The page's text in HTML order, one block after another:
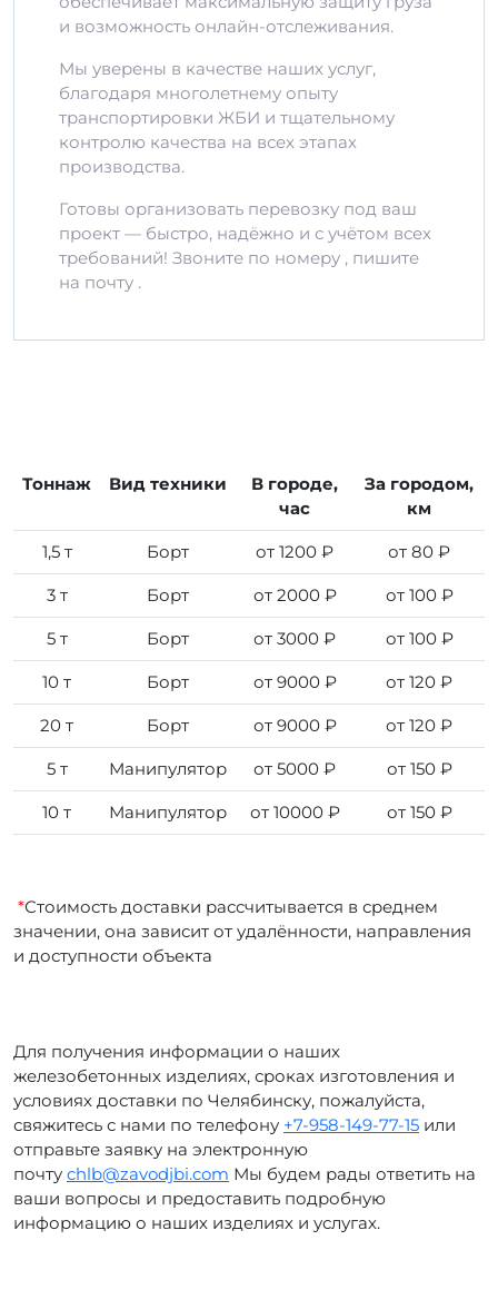
и возможность онлайн-отслеживания.
Мы уверены в качестве наших услуг,
благодаря многолетнему опыту
транспортировки ЖБИ и тщательному
контролю качества на всех этапах
производства.
Готовы организовать перевозку под ваш
проект — быстро, надёжно и с учётом всех
требований! Звоните по номеру , пишите
на почту .
Тоннаж Вид техники
В городе,
час
За городом,
км
1,5 т Борт от 1200 ₽ от 80 ₽
3 т Борт от 2000 ₽ от 100 ₽
5 т Борт от 3000 ₽ от 100 ₽
10 т Борт от 9000 ₽ от 120 ₽
20 т Борт от 9000 ₽ от 120 ₽
5 т Манипулятор от 5000 ₽ от 150 ₽
10 т Манипулятор от 10000 ₽ от 150 ₽
*Стоимость доставки рассчитывается в среднем
значении, она зависит от удалённости, направления
и доступности объекта
Для получения информации о наших
железобетонных изделиях, сроках изготовления и
условиях доставки по Челябинску, пожалуйста,
свяжитесь с нами по телефону +7-958-149-77-15 или
отправьте заявку на электронную
почту chlb@zavodjbi.com Мы будем рады ответить на
ваши вопросы и предоставить подробную
информацию о наших изделиях и услугах.